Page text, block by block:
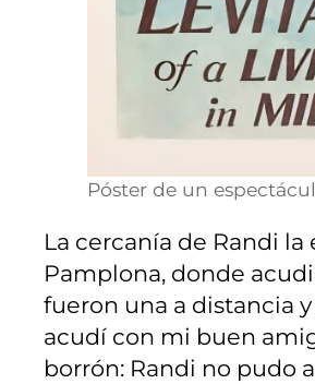
Póster de un
La cercanía de Randi
Pamplona, donde
fueron una a distancia
acudí con mi buen
borrón: Randi no pudo